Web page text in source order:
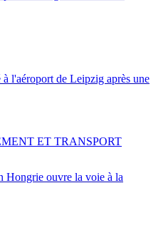
l'aéroport de Leipzig après une
Hongrie ouvre la voie à la
ET TRANSPORT